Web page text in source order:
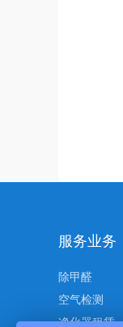
服务业务
除甲醛
空气检测
净化器租赁